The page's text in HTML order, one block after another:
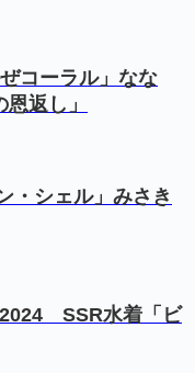
コーラル」なな
返し」
・シェル」みさき
2024 SSR水着「ビ